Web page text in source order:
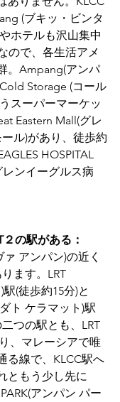
(ブキッ・ビンタ
ホテルも沢山集中
ので、各生活アメ
。Ampang(アンパ
Storage (コール
スーパーマーケッ
Eastern Mall(グレ
ル)があり、徒歩約
HOSPITAL
レンイーグルス病
の駅がある：
アンパン)の近く
ます。LRT
(徒歩約15分)と
ト ケラマット)駅
つの駅とも、LRT
、マレーシアで唯
る線で、KLCC駅へ
ともう少し先に
アンパン パー